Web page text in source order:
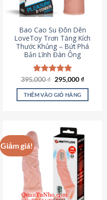
Bao Cao Su Đôn Dên
LoveToy Trơn Tăng Kích
Thước Khủng – Bứt Phá
Bản Lĩnh Đàn Ông
Được xếp
hạng4.82
5 sao
395,000₫ Giá
là:
395,000 ₫.
295,000₫Giá
tại
THÊM VÀO GIỎ HÀNG
Giảm giá!